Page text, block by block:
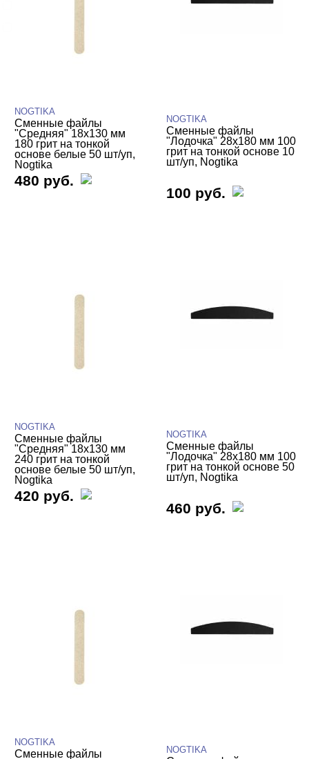
NOGTIKA
Сменные файлы
"Средняя" 18х130 мм
180 грит на тонкой
основе белые 50 шт/уп,
Nogtika
480 руб.
NOGTIKA
Сменные файлы
"Лодочка" 28х180 мм 100
грит на тонкой основе 10
шт/уп, Nogtika
100 руб.
NOGTIKA
Сменные файлы
"Средняя" 18х130 мм
240 грит на тонкой
основе белые 50 шт/уп,
Nogtika
420 руб.
NOGTIKA
Сменные файлы
"Лодочка" 28х180 мм 100
грит на тонкой основе 50
шт/уп, Nogtika
460 руб.
NOGTIKA
Сменные файлы
NOGTIKA